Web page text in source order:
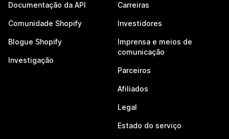
Documentação da API
Comunidade Shopify
Blogue Shopify
Investigação
Carreiras
Investidores
Imprensa e meios de
comunicação
Parceiros
Afiliados
Legal
Estado do serviço